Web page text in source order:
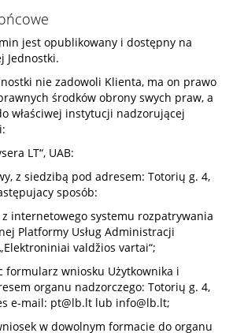
jest opublikowany i dostępny na
Jednostki.
nie zadowoli Klienta, ma on prawo
środków obrony swych praw, a
właściwej instytucji nadzorującej
LT“, UAB:
z siedzibą pod adresem: Totorių g. 4,
sposób:
z internetowego systemu rozpatrywania
Platformy Usług Administracji
valdžios vartai“;
formularz wniosku Użytkownika i
organu nadzorczego: Totorių g. 4,
e-mail: pt@lb.lt lub info@lb.lt;
w dowolnym formacie do organu